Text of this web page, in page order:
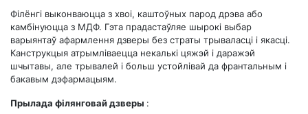
Філёнгі выконваюцца з хвоі, каштоўных парод дрэва або
камбінуюцца з МДФ. Гэта прадастаўляе шырокі выбар
варыянтаў афармлення дзверы без страты трываласці і якасці.
Канструкцыя атрымліваецца некалькі цяжэй і даражэй
шчытавы, але трывалей і больш устойлівай да франтальным і
бакавым дэфармацыям.
Прылада філянговай дзверы :